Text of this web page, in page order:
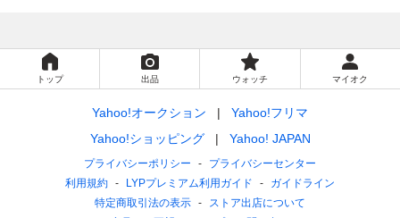
トップ 出品 ウォッチ マイオク
Yahoo!オークション
Yahoo!フリマ
Yahoo!ショッピング
Yahoo! JAPAN
プライバシーポリシー
プライバシーセンター
利用規約
LYPプレミアム利用ガイド
ガイドライン
特定商取引法の表示
ストア出店について